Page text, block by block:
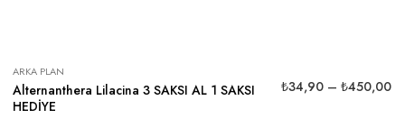
Alternanthera Lilacina 3 SAKSI AL 1 SAKSI
HEDİYE
ARKA PLAN
₺34,90 – ₺450,00